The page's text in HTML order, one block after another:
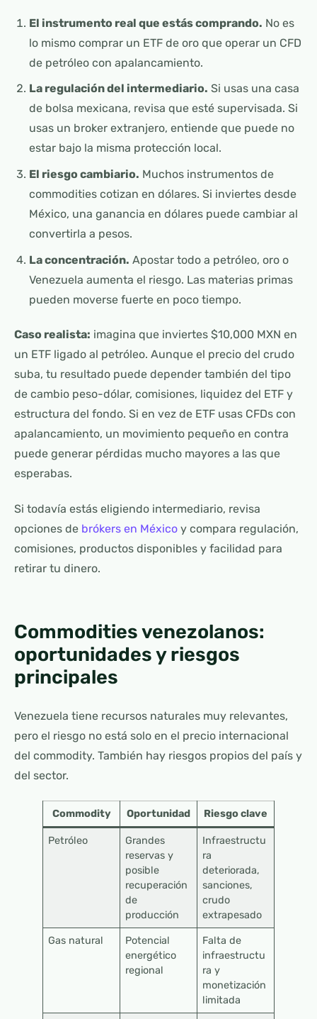
El instrumento real que estás comprando. No es
lo mismo comprar un ETF de oro que operar un CFD
de petróleo con apalancamiento.
La regulación del intermediario. Si usas una casa
de bolsa mexicana, revisa que esté supervisada. Si
usas un broker extranjero, entiende que puede no
estar bajo la misma protección local.
El riesgo cambiario. Muchos instrumentos de
commodities cotizan en dólares. Si inviertes desde
México, una ganancia en dólares puede cambiar al
convertirla a pesos.
La concentración. Apostar todo a petróleo, oro o
Venezuela aumenta el riesgo. Las materias primas
pueden moverse fuerte en poco tiempo.
Caso realista: imagina que inviertes $10,000 MXN en
un ETF ligado al petróleo. Aunque el precio del crudo
suba, tu resultado puede depender también del tipo
de cambio peso-dólar, comisiones, liquidez del ETF y
estructura del fondo. Si en vez de ETF usas CFDs con
apalancamiento, un movimiento pequeño en contra
puede generar pérdidas mucho mayores a las que
esperabas.
Si todavía estás eligiendo intermediario, revisa
opciones de brókers en México y compara regulación,
comisiones, productos disponibles y facilidad para
retirar tu dinero.
Commodities venezolanos:
oportunidades y riesgos
principales
Venezuela tiene recursos naturales muy relevantes,
pero el riesgo no está solo en el precio internacional
del commodity. También hay riesgos propios del país y
del sector.
Commodity Oportunidad Riesgo clave
Petróleo
Grandes
reservas y
posible
recuperación
de
producción
Infraestructu
ra
deteriorada,
sanciones,
crudo
extrapesado
Gas natural
Potencial
energético
regional
Falta de
infraestructu
ra y
monetización
limitada